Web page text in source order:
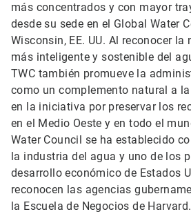
más concentrados y con mayor
desde su sede en el Global Water
Wisconsin, EE. UU. Al reconocer la
más inteligente y sostenible del
TWC también promueve la
como un complemento natural a
en la iniciativa por preservar los
en el Medio Oeste y en todo el
Water Council se ha establecido
la industria del agua y uno de los
desarrollo económico de Estados
reconocen las agencias
la Escuela de Negocios de Harvard.